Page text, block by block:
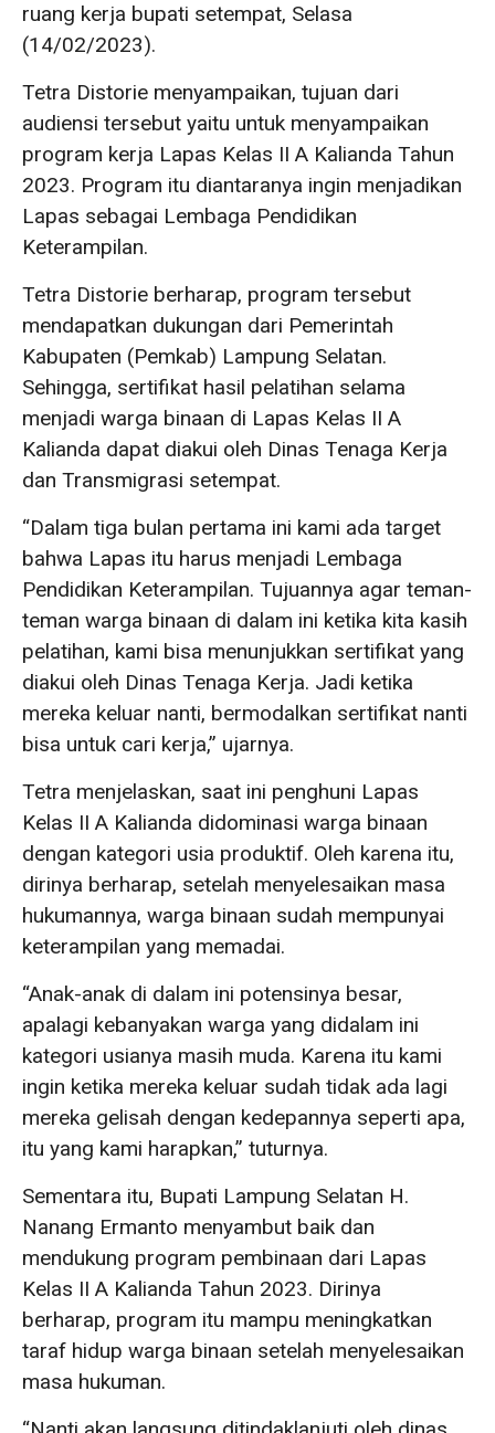
ruang kerja bupati setempat, Selasa
(14/02/2023).
Tetra Distorie menyampaikan, tujuan dari
audiensi tersebut yaitu untuk menyampaikan
program kerja Lapas Kelas II A Kalianda Tahun
2023. Program itu diantaranya ingin menjadikan
Lapas sebagai Lembaga Pendidikan
Keterampilan.
Tetra Distorie berharap, program tersebut
mendapatkan dukungan dari Pemerintah
Kabupaten (Pemkab) Lampung Selatan.
Sehingga, sertifikat hasil pelatihan selama
menjadi warga binaan di Lapas Kelas II A
Kalianda dapat diakui oleh Dinas Tenaga Kerja
dan Transmigrasi setempat.
“Dalam tiga bulan pertama ini kami ada target
bahwa Lapas itu harus menjadi Lembaga
Pendidikan Keterampilan. Tujuannya agar teman-
teman warga binaan di dalam ini ketika kita kasih
pelatihan, kami bisa menunjukkan sertifikat yang
diakui oleh Dinas Tenaga Kerja. Jadi ketika
mereka keluar nanti, bermodalkan sertifikat nanti
bisa untuk cari kerja,” ujarnya.
Tetra menjelaskan, saat ini penghuni Lapas
Kelas II A Kalianda didominasi warga binaan
dengan kategori usia produktif. Oleh karena itu,
dirinya berharap, setelah menyelesaikan masa
hukumannya, warga binaan sudah mempunyai
keterampilan yang memadai.
“Anak-anak di dalam ini potensinya besar,
apalagi kebanyakan warga yang didalam ini
kategori usianya masih muda. Karena itu kami
ingin ketika mereka keluar sudah tidak ada lagi
mereka gelisah dengan kedepannya seperti apa,
itu yang kami harapkan,” tuturnya.
Sementara itu, Bupati Lampung Selatan H.
Nanang Ermanto menyambut baik dan
mendukung program pembinaan dari Lapas
Kelas II A Kalianda Tahun 2023. Dirinya
berharap, program itu mampu meningkatkan
taraf hidup warga binaan setelah menyelesaikan
masa hukuman.